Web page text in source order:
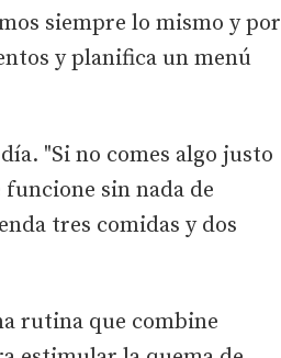
siempre lo mismo y por
y planifica un menú
"Si no comes algo justo
sin nada de
tres comidas y dos
rutina que combine